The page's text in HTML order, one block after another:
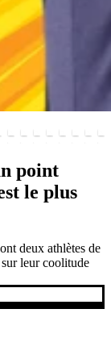
point
le plus
deux athlètes de
leur coolitude